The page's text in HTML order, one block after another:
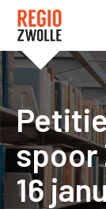
spoor
16